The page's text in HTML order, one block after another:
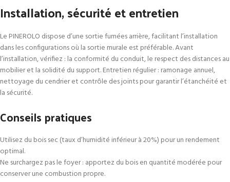
Installation, sécurité et entretien
Le PINEROLO dispose d’une sortie fumées arrière, facilitant l’installation
dans les configurations où la sortie murale est préférable. Avant
l’installation, vérifiez : la conformité du conduit, le respect des distances au
mobilier et la solidité du support. Entretien régulier : ramonage annuel,
nettoyage du cendrier et contrôle des joints pour garantir l’étanchéité et
la sécurité.
Conseils pratiques
Utilisez du bois sec (taux d’humidité inférieur à 20%) pour un rendement
optimal.
Ne surchargez pas le foyer : apportez du bois en quantité modérée pour
conserver une combustion propre.